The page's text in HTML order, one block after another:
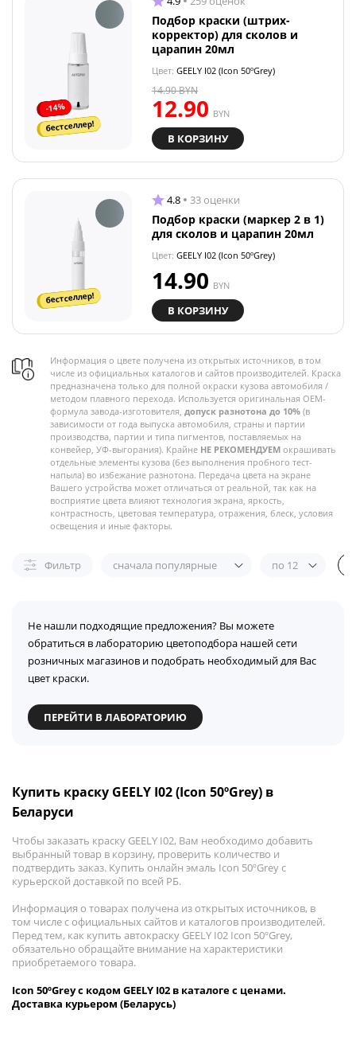
-14%
бестселлер!
Подбор краски (штрих-
корректор) для сколов и
царапин 20мл
Цвет: GEELY I02 (Icon 50ºGrey)
12.90 BYN
14.90BYN
В КОРЗИНУ
бестселлер!
4.8 33 оценки
Подбор краски (маркер 2 в 1)
для сколов и царапин 20мл
Цвет: GEELY I02 (Icon 50ºGrey)
14.90 BYN
В КОРЗИНУ
Информация о цвете получена из открытых источников, в том
числе из официальных каталогов и сайтов производителей. Краска
предназначена только для полной окраски кузова автомобиля /
методом плавного перехода. Используется оригинальная OEM-
формула завода-изготовителя, допуск разнотона до 10% (в
зависимости от года выпуска автомобиля, страны и партии
производства, партии и типа пигментов, поставляемых на
конвейер, УФ-выгорания). Крайне НЕ РЕКОМЕНДУЕМ окрашивать
отдельные элементы кузова (без выполнения пробного тест-
напыла) во избежание разнотона. Передача цвета на экране
Вашего устройства может отличаться от реальной, так как на
восприятие цвета влияют технология экрана, яркость,
контрастность, цветовая температура, отражения, блеск, условия
освещения и иные факторы.
Фильтр сначала популярные по 12
Не нашли подходящие предложения? Вы можете
обратиться в лабораторию цветоподбора нашей сети
розничных магазинов и подобрать необходимый для Вас
цвет краски.
ПЕРЕЙТИ В ЛАБОРАТОРИЮ
Купить краску GEELY I02 (Icon 50ºGrey) в
Беларуси
Чтобы заказать краску GEELY I02, Вам необходимо добавить
выбранный товар в корзину, проверить количество и
подтвердить заказ. Купить онлайн эмаль Icon 50ºGrey с
курьерской доставкой по всей РБ.
Информация о товарах получена из открытых источников, в
том числе с официальных сайтов и каталогов производителей.
Перед тем, как купить автокраску GEELY I02 Icon 50ºGrey,
обязательно обращайте внимание на характеристики
приобретаемого товара.
Icon 50ºGrey с кодом GEELY I02 в каталоге с ценами.
Доставка курьером (Беларусь)